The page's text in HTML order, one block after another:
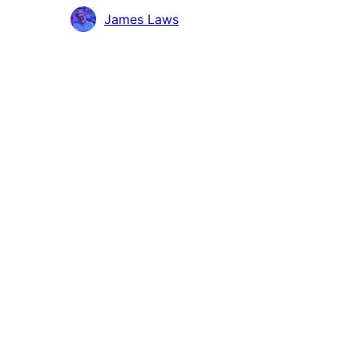
Сътрудници
James Laws